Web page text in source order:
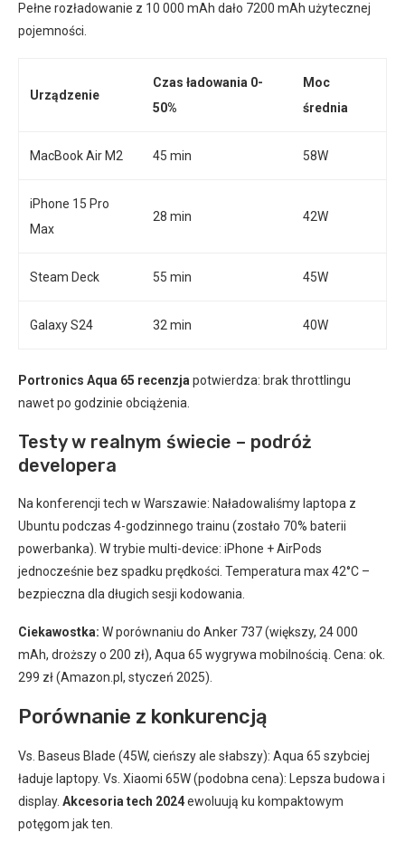
Pełne rozładowanie z 10 000 mAh dało 7200 mAh użytecznej
pojemności.
Urządzenie
Czas ładowania 0-
50%
Moc
średnia
MacBook Air M2 45 min 58W
iPhone 15 Pro
Max
28 min 42W
Steam Deck 55 min 45W
Galaxy S24 32 min 40W
Portronics Aqua 65 recenzja potwierdza: brak throttlingu
nawet po godzinie obciążenia.
Testy w realnym świecie – podróż
developera
Na konferencji tech w Warszawie: Naładowaliśmy laptopa z
Ubuntu podczas 4-godzinnego trainu (zostało 70% baterii
powerbanka). W trybie multi-device: iPhone + AirPods
jednocześnie bez spadku prędkości. Temperatura max 42°C –
bezpieczna dla długich sesji kodowania.
Ciekawostka: W porównaniu do Anker 737 (większy, 24 000
mAh, droższy o 200 zł), Aqua 65 wygrywa mobilnością. Cena: ok.
299 zł (Amazon.pl, styczeń 2025).
Porównanie z konkurencją
Vs. Baseus Blade (45W, cieńszy ale słabszy): Aqua 65 szybciej
ładuje laptopy. Vs. Xiaomi 65W (podobna cena): Lepsza budowa i
display. Akcesoria tech 2024ewoluują ku kompaktowym
potęgom jak ten.